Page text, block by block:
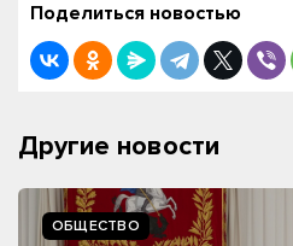
Поделиться новостью
Другие новости
ОБЩЕСТВО